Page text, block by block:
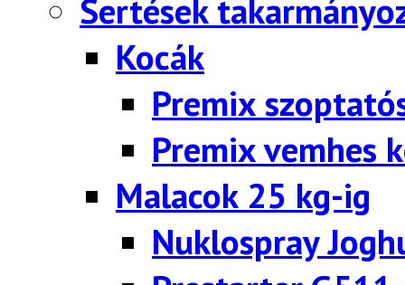
Sertések
Kocák
Premix
Premix vemhes
Malacok 25 kg-ig
Nuklospray